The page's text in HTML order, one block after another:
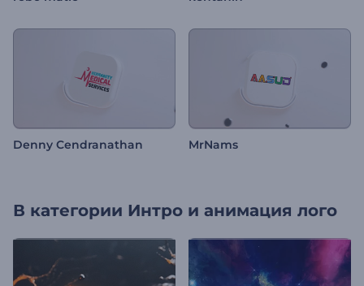
Denny Cendranathan MrNams
В категории Интро и анимация лого